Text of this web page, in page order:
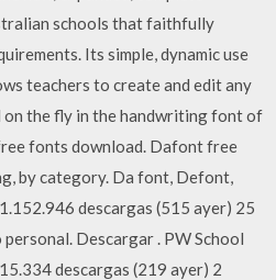
schools that faithfully
Its simple, dynamic use
teachers to create and edit any
on the fly in the handwriting font of
fonts download. Dafont free
by category. Da font, Defont,
descargas (515 ayer) 25
Descargar . PW School
descargas (219 ayer) 2